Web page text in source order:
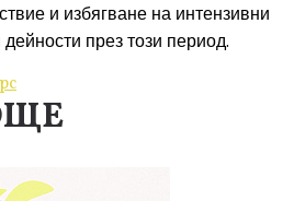
и избягване на интензивни
през този период.